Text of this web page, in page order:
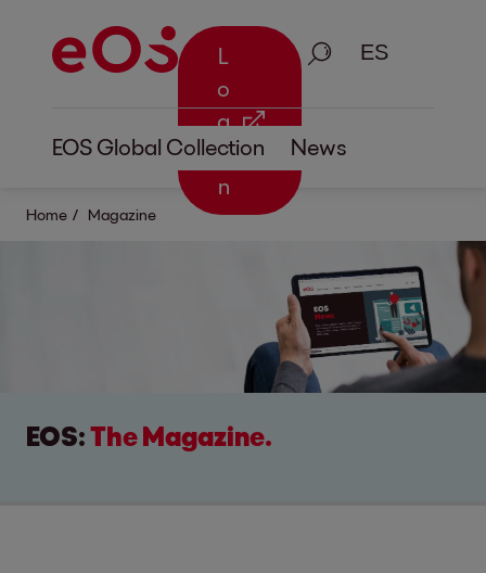
L
o
g
i
n
Busque en
EOS Global Collection News
Home Magazine
EOS:The Magazine.